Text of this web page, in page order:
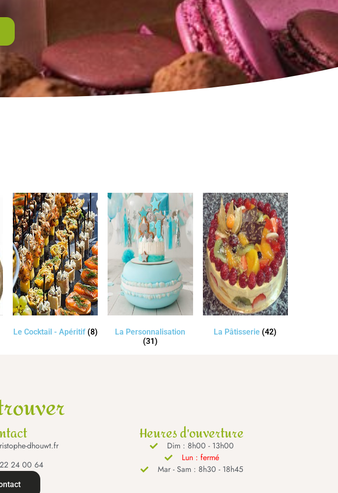
Le Cocktail - Apéritif (8)
La Personnalisation
(31)
La Pâtisserie (42)
dhouwt.fr
24 00 64
Heures d'ouverture
Dim : 8h00 - 13h00
Lun : fermé
Mar - Sam : 8h30 - 18h45